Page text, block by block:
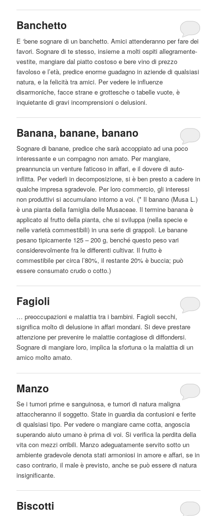
Banchetto
E ‘bene sognare di un banchetto. Amici attenderanno per fare dei
favori. Sognare di te stesso, insieme a molti ospiti allegramente-
vestite, mangiare dal piatto costoso e bere vino di prezzo
favoloso e l’età, predice enorme guadagno in aziende di qualsiasi
natura, e la felicità tra amici. Per vedere le influenze
disarmoniche, facce strane e grottesche o tabelle vuote, è
inquietante di gravi incomprensioni o delusioni.
Banana, banane, banano
Sognare di banane, predice che sarà accoppiato ad una poco
interessante e un compagno non amato. Per mangiare,
preannuncia un venture faticoso in affari, e il dovere di auto-
inflitta. Per vederli in decomposizione, si è ben presto a cadere in
qualche impresa sgradevole. Per loro commercio, gli interessi
non produttivi si accumulano intorno a voi. (* Il banano (Musa L.)
è una pianta della famiglia delle Musaceae. Il termine banana è
applicato al frutto della pianta, che si sviluppa (nella specie e
nelle varietà commestibili) in una serie di grappoli. Le banane
pesano tipicamente 125 – 200 g, benché questo peso vari
considerevolmente fra le differenti cultivar. Il frutto è
commestibile per circa l’80%, il restante 20% è buccia; può
essere consumato crudo o cotto.)
Fagioli
… preoccupazioni e malattia tra i bambini. Fagioli secchi,
significa molto di delusione in affari mondani. Si deve prestare
attenzione per prevenire le malattie contagiose di diffondersi.
Sognare di mangiare loro, implica la sfortuna o la malattia di un
amico molto amato.
Manzo
Se i tumori prime e sanguinosa, e tumori di natura maligna
attaccheranno il soggetto. State in guardia da contusioni e ferite
di qualsiasi tipo. Per vedere o mangiare carne cotta, angoscia
superando aiuto umano è prima di voi. Si verifica la perdita della
vita con mezzi orribili. Manzo adeguatamente servito sotto un
ambiente gradevole denota stati armoniosi in amore e affari, se in
caso contrario, il male è previsto, anche se può essere di natura
insignificante.
Biscotti